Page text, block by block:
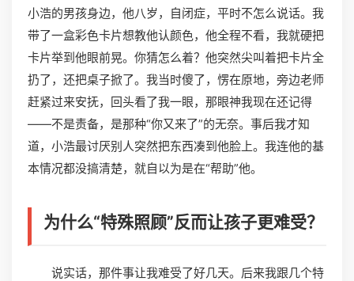
小浩的男孩身边，他八岁，自闭症，平时不怎么说话。我
带了一盒彩色卡片想教他认颜色，他全程不看，我就硬把
卡片举到他眼前晃。你猜怎么着？他突然尖叫着把卡片全
扔了，还把桌子掀了。我当时傻了，愣在原地，旁边老师
赶紧过来安抚，回头看了我一眼，那眼神我现在还记得
——不是责备，是那种“你又来了”的无奈。事后我才知
道，小浩最讨厌别人突然把东西凑到他脸上。我连他的基
本情况都没搞清楚，就自以为是在“帮助”他。
为什么“特殊照顾”反而让孩子更难受？
说实话，那件事让我难受了好几天。后来我跟几个特